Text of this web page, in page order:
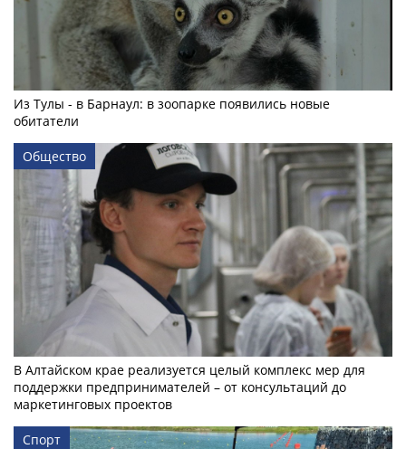
Из Тулы - в Барнаул: в зоопарке появились новые
обитатели
Общество
В Алтайском крае реализуется целый комплекс мер для
поддержки предпринимателей – от консультаций до
маркетинговых проектов
Спорт